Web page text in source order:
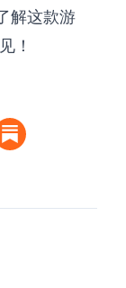
解这款游
！